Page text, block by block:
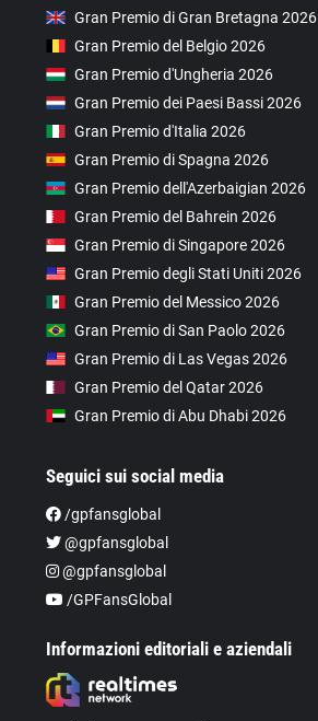
Gran Premio di Gran Bretagna 2026
Gran Premio del Belgio 2026
Gran Premio d'Ungheria 2026
Gran Premio dei Paesi Bassi 2026
Gran Premio d'Italia 2026
Gran Premio di Spagna 2026
Gran Premio dell'Azerbaigian 2026
Gran Premio del Bahrein 2026
Gran Premio di Singapore 2026
Gran Premio degli Stati Uniti 2026
Gran Premio del Messico 2026
Gran Premio di San Paolo 2026
Gran Premio di Las Vegas 2026
Gran Premio del Qatar 2026
Gran Premio di Abu Dhabi 2026
Seguici sui social media
/gpfansglobal
@gpfansglobal
@gpfansglobal
/GPFansGlobal
Informazioni editoriali e aziendali